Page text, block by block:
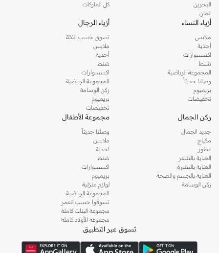
البحرين
عمان
كل الماركات
أزياء النساء
ملابس
أحذية
اكسسوارات
شنط
المجموعة الرياضية
وصلنا حديثاً
بريميوم
تخفيضات
أزياء الرجال
تسوق حسب الفئة
ملابس
أحذية
شنط
اكسسوارات
المجموعة الرياضية
ركن الوسامة
بريميوم
تخفيضات
ركن الجمال
جديد الجمال
مكياج
عطور
العناية بالشعر
العناية بالبشرة
العناية بالجسم والصحة
ركن الوسامة
مجموعة الأطفال
وصلنا حديثاً
ملابس
احذية
شنط
اكسسوارات
بريميوم
لوازم منزلية
المجموعة الرياضية
تسوقوا حسب العمر
مجموعة البنات كاملة
مجموعة الأولاد كاملة
تسوق عبر التطبيق